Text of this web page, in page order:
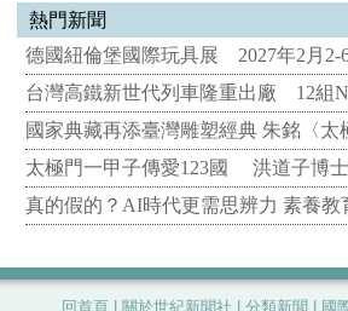
熱門新聞
德國紐倫堡國際玩具展 2027年2月2-
台灣高鐵新世代列車隆重出廠 12組
國家典藏再添臺灣雕塑經典 朱銘〈
太極門一甲子傳愛123國 洪道子博
真的假的？AI時代更需思辨力 素養
回首頁 關於世紀新聞社 分類新聞 國